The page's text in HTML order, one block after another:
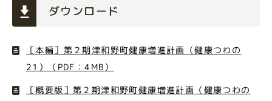
ダウンロード
［本編］第２期津和野町健康増進計画（健康つわの
21）（PDF：4MB）
［概要版］第２期津和野町健康増進計画（健康つわの